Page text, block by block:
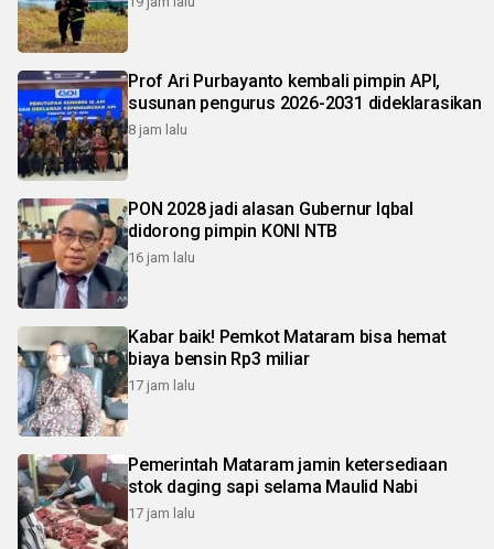
Prof Ari Purbayanto kembali pimpin API,
susunan pengurus 2026-2031 dideklarasikan
8 jam lalu
PON 2028 jadi alasan Gubernur Iqbal
didorong pimpin KONI NTB
16 jam lalu
Kabar baik! Pemkot Mataram bisa hemat
biaya bensin Rp3 miliar
17 jam lalu
Pemerintah Mataram jamin ketersediaan
stok daging sapi selama Maulid Nabi
17 jam lalu